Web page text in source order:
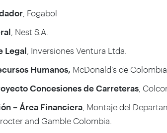
, Fogabol
, Nest S.A.
Legal , Inversiones Ventura Ltda.
Humanos, McDonald’s de Colombia
Concesiones de Carreteras ,
– Área Financiera , Montaje del
and Gamble Colombia.